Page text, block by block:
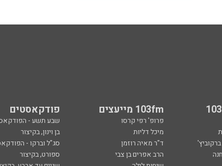
103fm מייעצים פודקאסטים
פרופ' רפי קרסו שבע תשע -
מיכל דליות בן וינון, בקיצור
ד"ר מאיה רוזמן סג"ל וברקו -
הרב אפרים בן צבי ספורט, בקיצור